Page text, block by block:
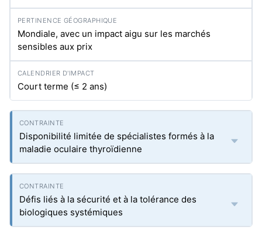
Mondiale, avec un impact aigu sur les marchés
sensibles aux prix
Court terme (≤ 2 ans)
Disponibilité limitée de spécialistes formés à la
maladie oculaire thyroïdienne
Défis liés à la sécurité et à la tolérance des
biologiques systémiques